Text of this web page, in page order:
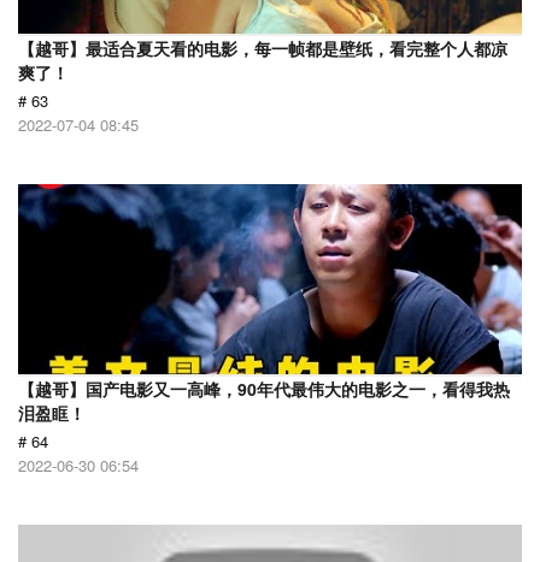
【越哥】最适合夏天看的电影，每一帧都是壁纸，看完整个人都凉
爽了！
# 63
2022-07-04 08:45
【越哥】国产电影又一高峰，90年代最伟大的电影之一，看得我热
泪盈眶！
# 64
2022-06-30 06:54